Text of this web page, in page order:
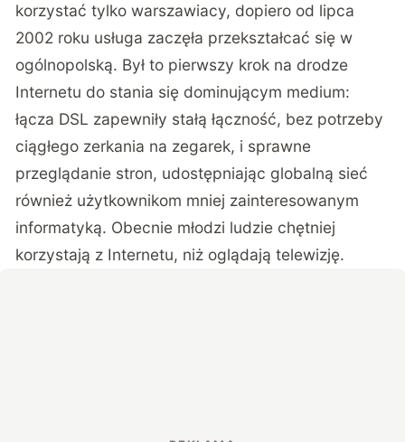
korzystać tylko warszawiacy, dopiero od lipca
2002 roku usługa zaczęła przekształcać się w
ogólnopolską. Był to pierwszy krok na drodze
Internetu do stania się dominującym medium:
łącza DSL zapewniły stałą łączność, bez potrzeby
ciągłego zerkania na zegarek, i sprawne
przeglądanie stron, udostępniając globalną sieć
również użytkownikom mniej zainteresowanym
informatyką. Obecnie młodzi ludzie chętniej
korzystają z Internetu, niż oglądają telewizję.